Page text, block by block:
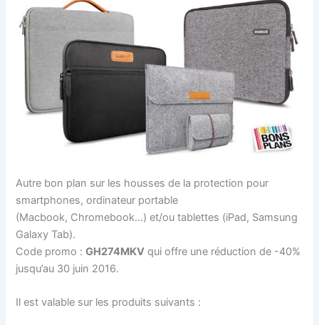
Autre bon plan sur les housses de la protection pour
smartphones, ordinateur portable
(Macbook, Chromebook…) et/ou tablettes (iPad, Samsung
Galaxy Tab).
Code promo :GH274MKV qui offre une réduction de -40%
jusqu’au 30 juin 2016.
Il est valable sur les produits suivants :